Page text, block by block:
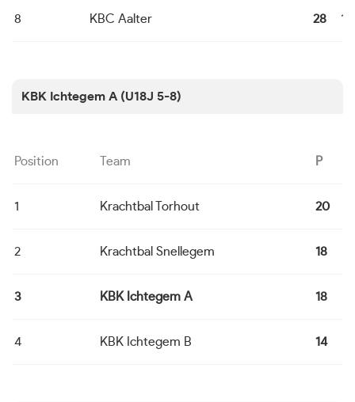
8 KBC Aalter 28 14
KBK Ichtegem A (U18J 5-8)
Position Team P
1 Krachtbal Torhout 20
2 Krachtbal Snellegem 18
3 KBK Ichtegem A 18
4 KBK Ichtegem B 14